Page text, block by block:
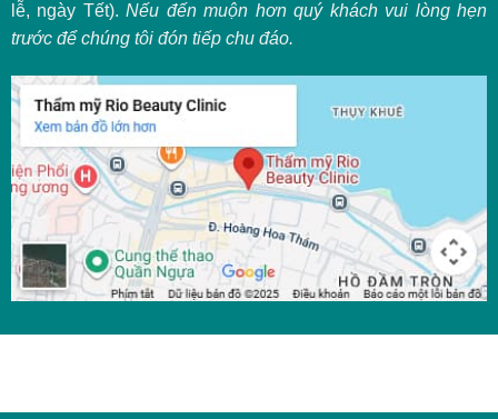
lễ, ngày Tết).Nếu đến muộn hơn quý khách vui lòng hẹn
trước để chúng tôi đón tiếp chu đáo.